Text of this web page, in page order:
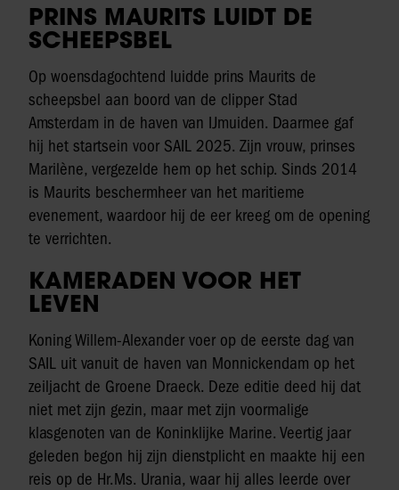
PRINS MAURITS LUIDT DE
SCHEEPSBEL
Op woensdagochtend luidde prins Maurits de
scheepsbel aan boord van de clipper Stad
Amsterdam in de haven van IJmuiden. Daarmee gaf
hij het startsein voor SAIL 2025. Zijn vrouw, prinses
Marilène, vergezelde hem op het schip. Sinds 2014
is Maurits beschermheer van het maritieme
evenement, waardoor hij de eer kreeg om de opening
te verrichten.
KAMERADEN VOOR HET
LEVEN
Koning Willem-Alexander voer op de eerste dag van
SAIL uit vanuit de haven van Monnickendam op het
zeiljacht de Groene Draeck. Deze editie deed hij dat
niet met zijn gezin, maar met zijn voormalige
klasgenoten van de Koninklijke Marine. Veertig jaar
geleden begon hij zijn dienstplicht en maakte hij een
reis op de Hr.Ms. Urania, waar hij alles leerde over